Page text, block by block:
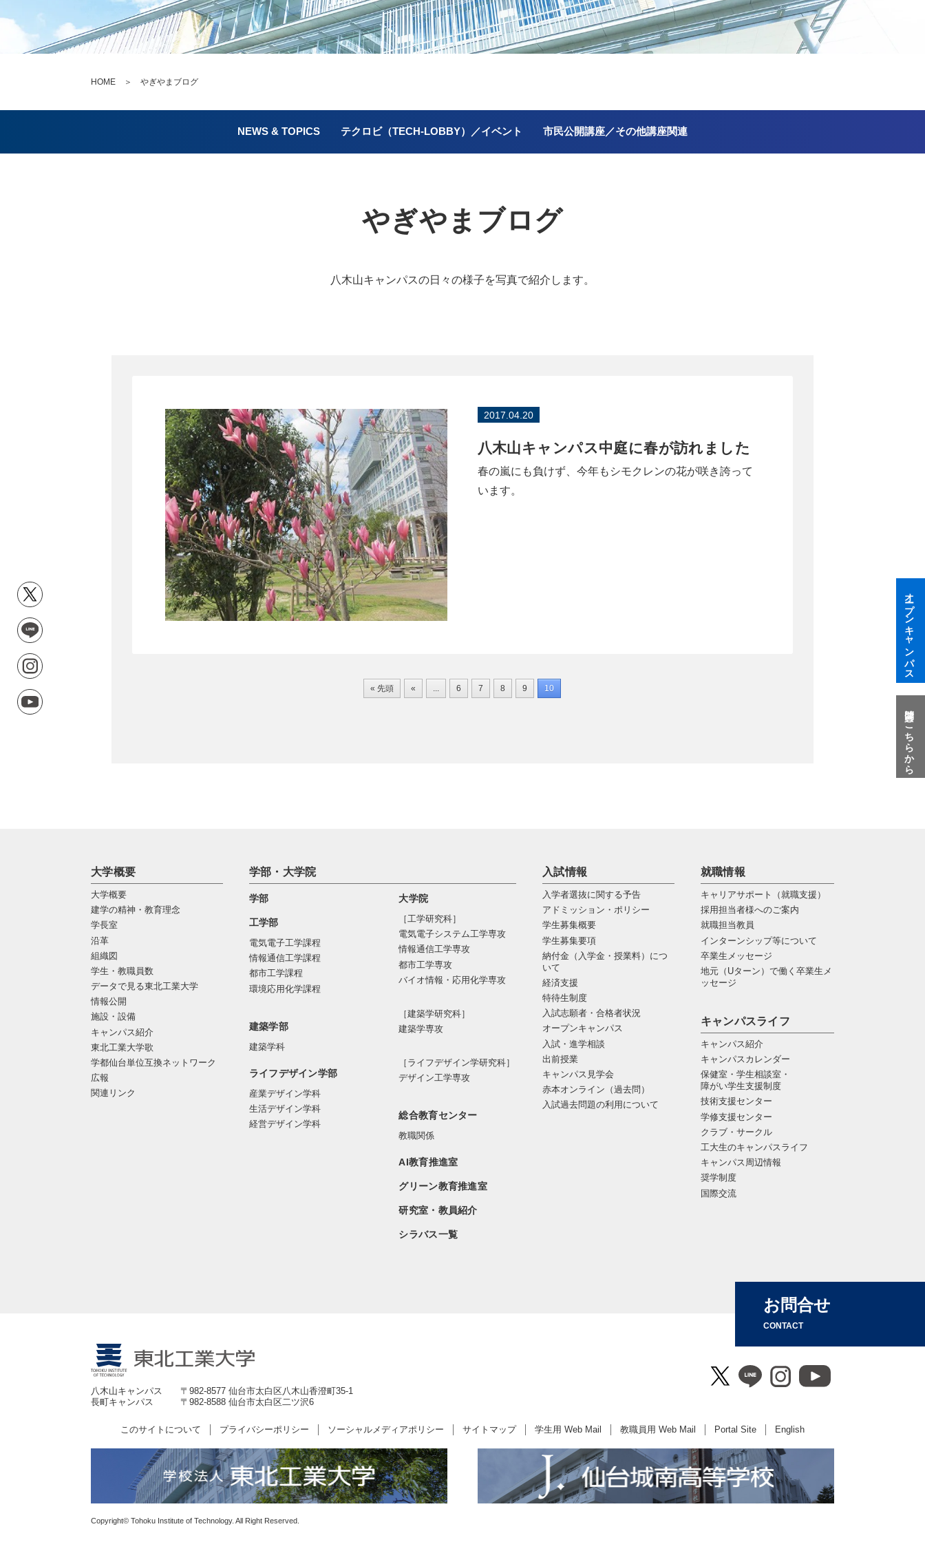
HOME ＞ やぎやまブログ
NEWS & TOPICS テクロビ（TECH-LOBBY）／イベント 市民公開講座／その他講座関連
やぎやまブログ
八木山キャンパスの日々の様子を写真で紹介します。
2017.04.20
八木山キャンパス中庭に春が訪れました
春の嵐にも負けず、今年もシモクレンの花が咲き誇って
います。
« 先頭 « ... 6 7 8 9 10
大学概要
大学概要
建学の精神・教育理念
学長室
沿革
組織図
学生・教職員数
データで見る東北工業大学
情報公開
施設・設備
キャンパス紹介
東北工業大学歌
学都仙台単位互換ネットワーク
広報
関連リンク
学部・大学院
学部
工学部
電気電子工学課程
情報通信工学課程
都市工学課程
環境応用化学課程
建築学部
建築学科
ライフデザイン学部
産業デザイン学科
生活デザイン学科
経営デザイン学科
大学院
［工学研究科］
電気電⼦システム⼯学専攻
情報通信⼯学専攻
都市⼯学専攻
バイオ情報・応⽤化学専攻
［建築学研究科］
建築学専攻
［ライフデザイン学研究科］
デザイン工学専攻
総合教育センター
教職関係
AI教育推進室
グリーン教育推進室
研究室・教員紹介
シラバス一覧
入試情報
入学者選抜に関する予告
アドミッション・ポリシー
学生募集概要
学生募集要項
納付金（入学金・授業料）につ
いて
経済支援
特待生制度
入試志願者・合格者状況
オープンキャンパス
入試・進学相談
出前授業
キャンパス見学会
赤本オンライン（過去問）
入試過去問題の利用について
就職情報
キャリアサポート（就職支援）
採用担当者様へのご案内
就職担当教員
インターンシップ等について
卒業生メッセージ
地元（Uターン）で働く卒業生メ
ッセージ
キャンパスライフ
キャンパス紹介
キャンパスカレンダー
保健室・学生相談室・
障がい学生支援制度
技術支援センター
学修支援センター
クラブ・サークル
工大生のキャンパスライフ
キャンパス周辺情報
奨学制度
国際交流
お問合せ
CONTACT
八木山キャンパス
〒982-8577 仙台市太白区八木山香澄町35-1
長町キャンパス
〒982-8588 仙台市太白区二ツ沢6
このサイトについて プライバシーポリシー ソーシャルメディアポリシー サイトマップ 学生用 Web Mail 教職員用 Web Mail Portal Site English
Copyright© Tohoku Institute of Technology. All Right Reserved.
オープンキャンパス
質問はこちらから